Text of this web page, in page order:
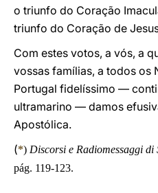
o triunfo do Coração
triunfo do Coração de
Com estes votos, a vós, a
vossas famílias, a todos os
Portugal fidelíssimo —
ultramarino — damos
Apostólica.
(*) Discorsi e Radiomessaggi
pág. 119-123.